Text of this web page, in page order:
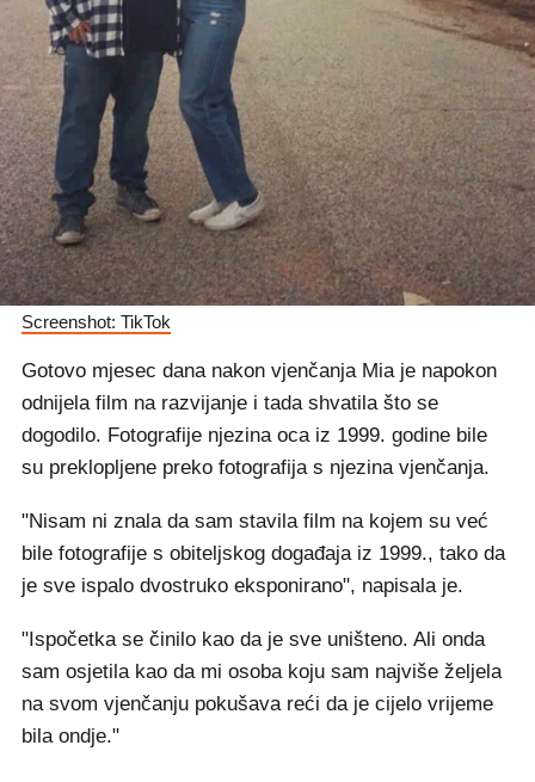
Screenshot: TikTok
Gotovo mjesec dana nakon vjenčanja Mia je napokon
odnijela film na razvijanje i tada shvatila što se
dogodilo. Fotografije njezina oca iz 1999. godine bile
su preklopljene preko fotografija s njezina vjenčanja.
"Nisam ni znala da sam stavila film na kojem su već
bile fotografije s obiteljskog događaja iz 1999., tako da
je sve ispalo dvostruko eksponirano", napisala je.
"Ispočetka se činilo kao da je sve uništeno. Ali onda
sam osjetila kao da mi osoba koju sam najviše željela
na svom vjenčanju pokušava reći da je cijelo vrijeme
bila ondje."